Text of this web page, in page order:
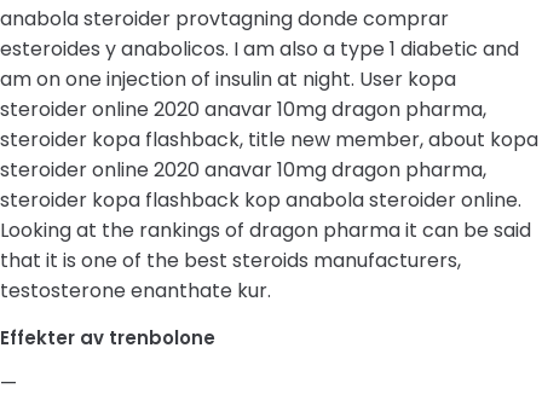
anabola steroider provtagning donde comprar
esteroides y anabolicos. I am also a type 1 diabetic and
am on one injection of insulin at night. User kopa
steroider online 2020 anavar 10mg dragon pharma,
steroider kopa flashback, title new member, about kopa
steroider online 2020 anavar 10mg dragon pharma,
steroider kopa flashback kop anabola steroider online.
Looking at the rankings of dragon pharma it can be said
that it is one of the best steroids manufacturers,
testosterone enanthate kur.
Effekter av trenbolone
—